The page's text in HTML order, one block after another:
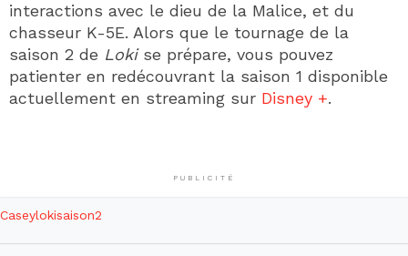
interactions avec le dieu de la Malice, et du
chasseur K-5E. Alors que le tournage de la
saison 2 de Lokise prépare, vous pouvez
patienter en redécouvrant la saison 1 disponible
actuellement en streaming sur Disney +.
PUBLICITÉ
Caseylokisaison2